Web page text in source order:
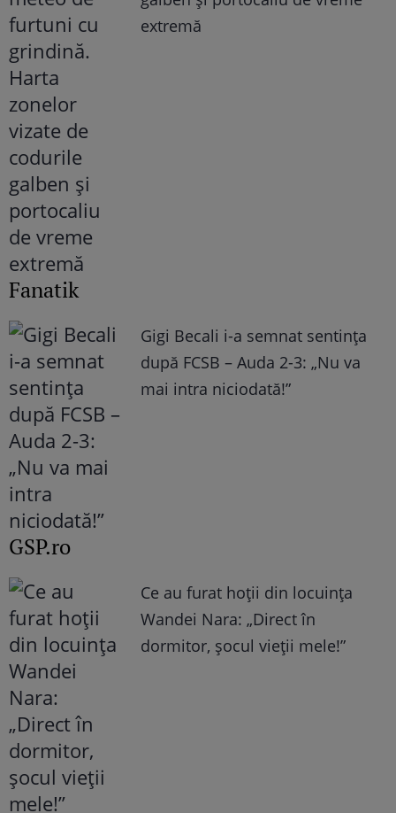
extremă
Fanatik
Gigi Becali i-a semnat sentința
după FCSB – Auda 2-3: „Nu va
mai intra niciodată!”
GSP.ro
Ce au furat hoții din locuința
Wandei Nara: „Direct în
dormitor, șocul vieții mele!”